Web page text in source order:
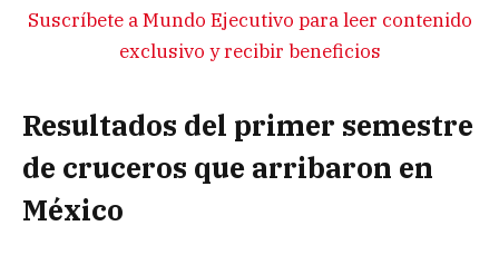
Suscríbete a Mundo Ejecutivo para leer contenido
exclusivo y recibir beneficios
Resultados del primer semestre
de cruceros que arribaron en
México